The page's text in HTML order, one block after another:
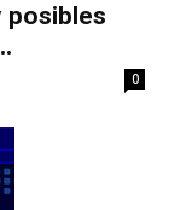
posibles
0